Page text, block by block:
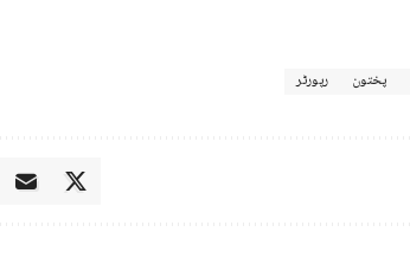
پختون رپورٹر